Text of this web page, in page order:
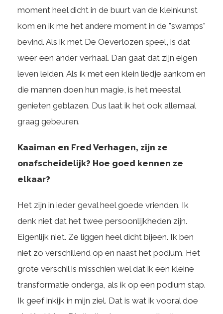
moment heel dicht in de buurt van de kleinkunst
kom en ik me het andere moment in de "swamps"
bevind. Als ik met De Oeverlozen speel, is dat
weer een ander verhaal. Dan gaat dat zijn eigen
leven leiden. Als ik met een klein liedje aankom en
die mannen doen hun magie, is het meestal
genieten geblazen. Dus laat ik het ook allemaal
graag gebeuren.
Kaaiman en Fred Verhagen, zijn ze
onafscheidelijk? Hoe goed kennen ze
elkaar?
Het zijn in ieder geval heel goede vrienden. Ik
denk niet dat het twee persoonlijkheden zijn.
Eigenlijk niet. Ze liggen heel dicht bijeen. Ik ben
niet zo verschillend op en naast het podium. Het
grote verschil is misschien wel dat ik een kleine
transformatie onderga, als ik op een podium stap.
Ik geef inkijk in mijn ziel. Dat is wat ik vooral doe